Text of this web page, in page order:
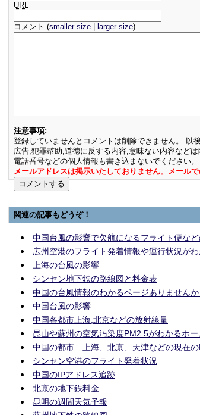
URL
コメント (smaller size larger size)
注意事項:
登録していませんとコメントは削除できません。 以
広告,犯罪幇助,道徳に反する内容,意味ない内容などは
電話番号などの個人情報も書き込まないでください。
メールアドレスは掲示いたしておりません。メール
関連の記事もどうぞ！
中国台風の影響で欠航になるフライト便な
広州空港のフライト発着情報や運行状況が
上海の台風の影響
シンセン地下鉄の路線図と料金表
中国の台風情報のわかるページありませんか
中国台風の影響
中国各都市上海,北京などの放射線量
昆山や蘇州の空気汚染度PM2.5がわかるホ
中国の都市 上海、北京、天津などの現在
シンセン空港のフライト発着状況
中国のIPアドレス追跡
北京の地下鉄料金
昆明の週間天気予報